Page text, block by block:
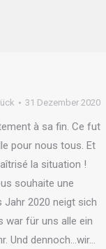
31 Dezember 2020
à sa fin. Ce fut
pour nous tous. Et
la situation !
souhaite une
2020 neigt sich
war für uns alle ein
Und dennoch…wir…